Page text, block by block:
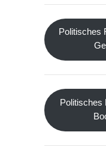
Politisches
Politisches